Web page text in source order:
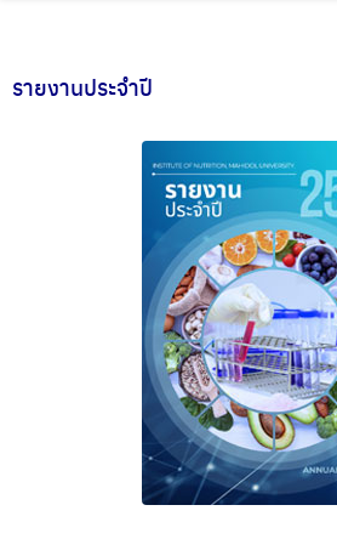
รายงานประจำปี